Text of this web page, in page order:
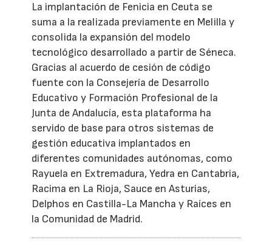
La implantación de Fenicia en Ceuta se
suma a la realizada previamente en Melilla y
consolida la expansión del modelo
tecnológico desarrollado a partir de Séneca.
Gracias al acuerdo de cesión de código
fuente con la Consejería de Desarrollo
Educativo y Formación Profesional de la
Junta de Andalucía, esta plataforma ha
servido de base para otros sistemas de
gestión educativa implantados en
diferentes comunidades autónomas, como
Rayuela en Extremadura, Yedra en Cantabria,
Racima en La Rioja, Sauce en Asturias,
Delphos en Castilla-La Mancha y Raíces en
la Comunidad de Madrid.